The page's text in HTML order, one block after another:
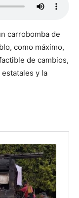
carrobomba de
como máximo,
de cambios,
y la